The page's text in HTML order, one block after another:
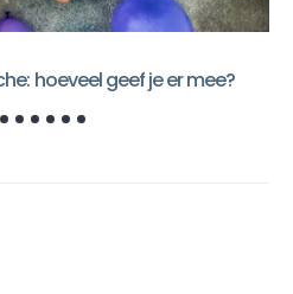
hoeveel geef je er mee?